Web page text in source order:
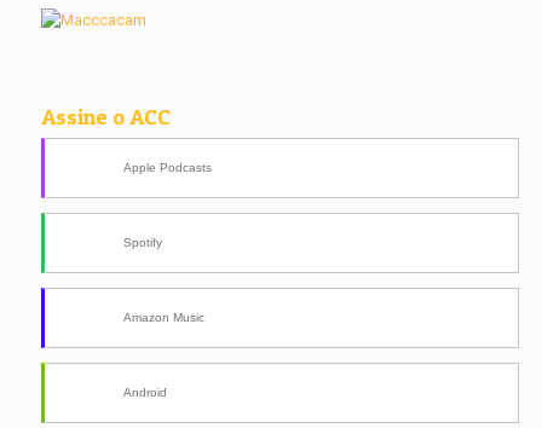
Assine o ACC
Apple Podcasts
Spotify
Amazon Music
Android